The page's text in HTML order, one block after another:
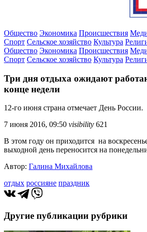
Общество Экономика Происшествия
Спорт Сельское хозяйство Культура
Общество Экономика Происшествия
Спорт Сельское хозяйство Культура
Три дня отдыха ожидают
конце недели
12-го июня страна отмечает День России.
7 июня 2016, 09:50 visibility 621
В этом году он приходится на
выходной день переносится на
Автор: Галина Михайлова
отдых россияне праздник
Другие публикации рубрики